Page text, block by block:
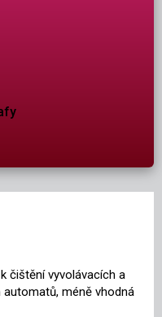
čištění vyvolávacích a
méně vhodná